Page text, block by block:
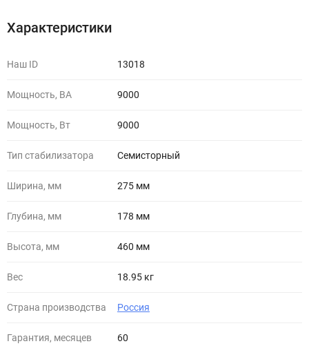
Характеристики
Наш ID 13018
Мощность, ВА 9000
Мощность, Вт 9000
Тип стабилизатора Семисторный
Ширина, мм 275 мм
Глубина, мм 178 мм
Высота, мм 460 мм
Вес 18.95 кг
Страна производства Россия
Гарантия, месяцев 60